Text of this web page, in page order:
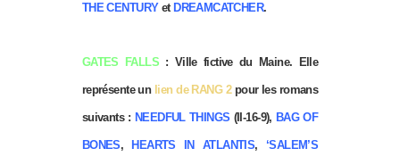
THE CENTURYet DREAMCATCHER.
GATES FALLS : Ville fictive du Maine. Elle
représente un lien de RANG 2pour les romans
suivants : NEEDFUL THINGS (II-16-9), BAG OF
BONES, HEARTS IN ATLANTIS, ‘SALEM’S